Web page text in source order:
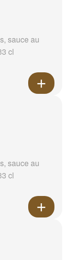
sauce au
cl
sauce au
cl